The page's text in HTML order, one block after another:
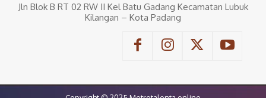
Jln Blok B RT 02 RW II Kel Batu Gadang Kecamatan Lubuk
Kilangan – Kota Padang